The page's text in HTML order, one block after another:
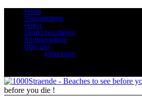
Home
Traumstrände
Hotels
Strand hinzufügen
Reiseangebote
Über uns
Impressum
before you die !